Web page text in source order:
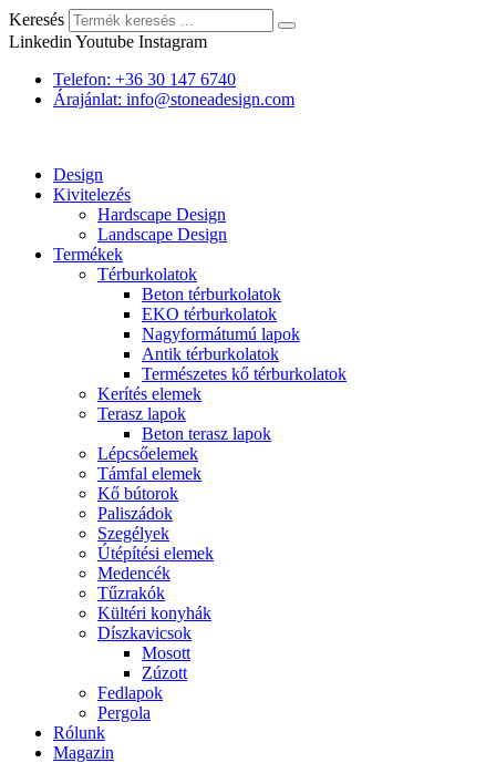
Keresés
Linkedin Youtube Instagram
Telefon: +36 30 147 6740
Árajánlat: info@stoneadesign.com
Design
Kivitelezés
Hardscape Design
Landscape Design
Termékek
Térburkolatok
Beton térburkolatok
EKO térburkolatok
Nagyformátumú lapok
Antik térburkolatok
Természetes kő térburkolatok
Kerítés elemek
Terasz lapok
Beton terasz lapok
Lépcsőelemek
Támfal elemek
Kő bútorok
Paliszádok
Szegélyek
Útépítési elemek
Medencék
Tűzrakók
Kültéri konyhák
Díszkavicsok
Mosott
Zúzott
Fedlapok
Pergola
Rólunk
Magazin